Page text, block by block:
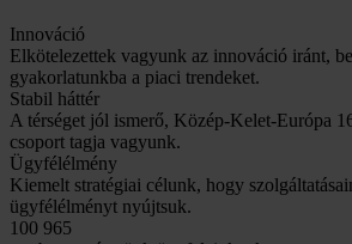
Innováció
Elkötelezettek vagyunk az innováció iránt,
gyakorlatunkba a piaci trendeket.
Stabil háttér
A térséget jól ismerő, Közép-Kelet-Európa
csoport tagja vagyunk.
Ügyfélélmény
Kiemelt stratégiai célunk, hogy
ügyfélélményt nyújtsuk.
100 965